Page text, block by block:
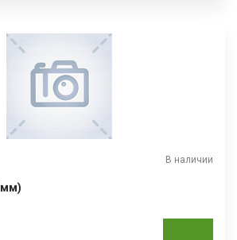
В наличии